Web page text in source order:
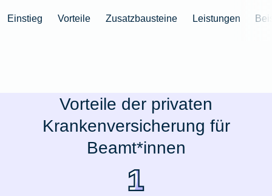
Einstieg Vorteile Zusatzbausteine Leistungen
Vorteile der privaten
Krankenversicherung für
Beamt*innen